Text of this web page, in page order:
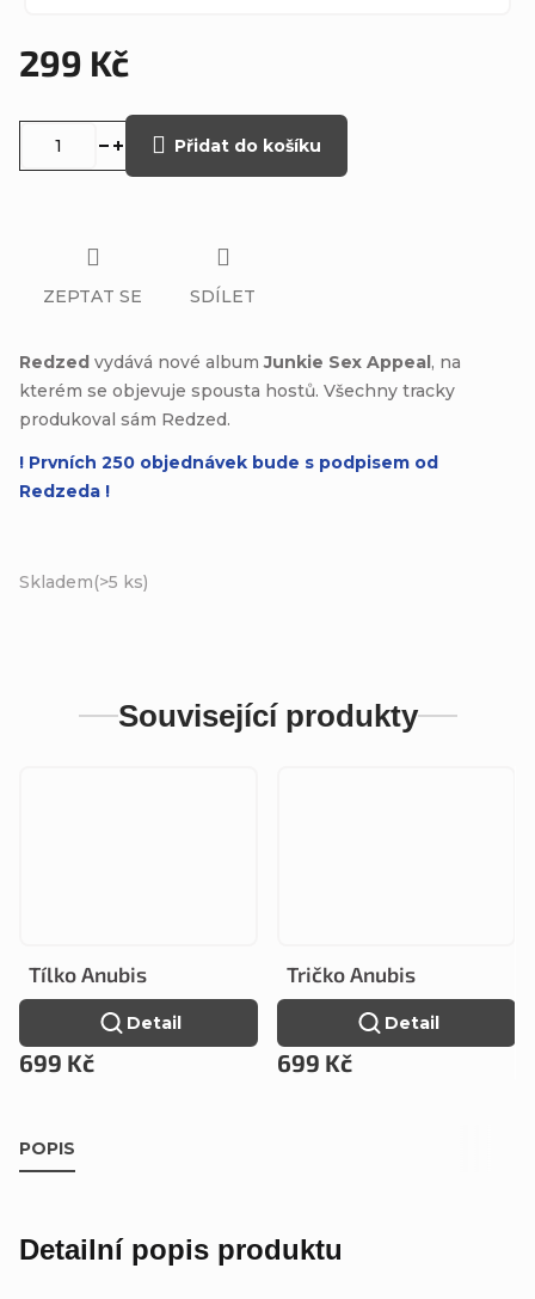
299 Kč
Skladem(>5 ks)
Přidat do košíku
Redzed vydává nové albumJunkie Sex Appeal, na
kterém se objevuje spousta hostů. Všechny tracky
produkoval sám Redzed.
! Prvních 250 objednávek bude s podpisem od
Redzeda !
ZEPTAT SE SDÍLET
Související produkty
Tílko Anubis
699 Kč
Detail
Tričko Anubis
699 Kč
Detail
POPIS
Detailní popis produktu